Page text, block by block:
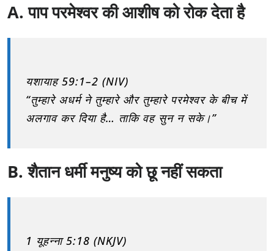
A. पाप परमेश्वर की आशीष को रोक देता है
यशायाह 59:1–2 (NIV)
“तुम्हारे अधर्म ने तुम्हारे और तुम्हारे परमेश्वर के बीच में
अलगाव कर दिया है… ताकि वह सुन न सके।”
B. शैतान धर्मी मनुष्य को छू नहीं सकता
1 यूहन्ना 5:18 (NKJV)